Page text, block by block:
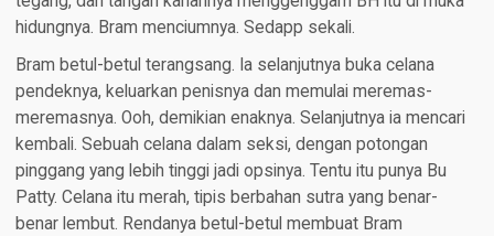
hidungnya. Bram menciumnya. Sedapp sekali.
Bram betul-betul terangsang. Ia selanjutnya buka celana
pendeknya, keluarkan penisnya dan memulai meremas-
meremasnya. Ooh, demikian enaknya. Selanjutnya ia mencari
kembali. Sebuah celana dalam seksi, dengan potongan
pinggang yang lebih tinggi jadi opsinya. Tentu itu punya Bu
Patty. Celana itu merah, tipis berbahan sutra yang benar-
benar lembut. Rendanya betul-betul membuat Bram